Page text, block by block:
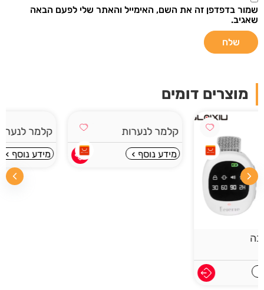
שמור בדפדפן זה את השם, האימייל והאתר שלי לפעם הבאה
שאגיב.
מוצרים דומים
קלמר לנערות
מידע נוסף
קלמר לנערות
מידע נוסף